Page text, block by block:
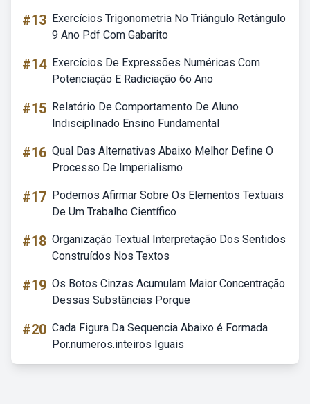
#13 Exercícios Trigonometria No Triângulo Retângulo
9 Ano Pdf Com Gabarito
#14 Exercícios De Expressões Numéricas Com
Potenciação E Radiciação 6o Ano
#15 Relatório De Comportamento De Aluno
Indisciplinado Ensino Fundamental
#16 Qual Das Alternativas Abaixo Melhor Define O
Processo De Imperialismo
#17 Podemos Afirmar Sobre Os Elementos Textuais
De Um Trabalho Científico
#18 Organização Textual Interpretação Dos Sentidos
Construídos Nos Textos
#19 Os Botos Cinzas Acumulam Maior Concentração
Dessas Substâncias Porque
#20 Cada Figura Da Sequencia Abaixo é Formada
Por.numeros.inteiros Iguais